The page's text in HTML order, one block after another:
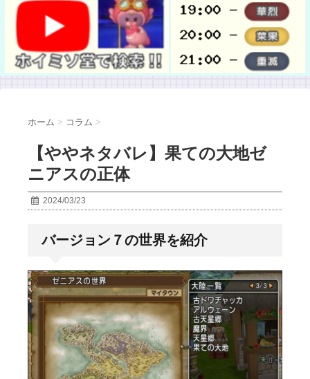
ホーム > コラム >
【ややネタバレ】果ての大地ゼ
ニアスの正体
2024/03/23
バージョン７の世界を紹介